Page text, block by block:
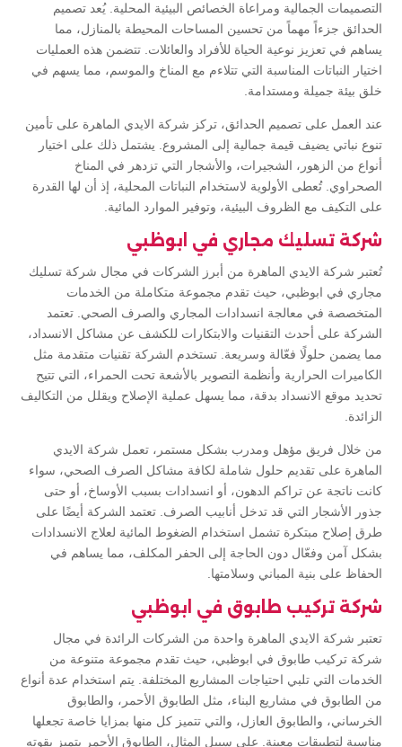
التصميمات الجمالية ومراعاة الخصائص البيئية المحلية. يُعد تصميم
الحدائق جزءاً مهماً من تحسين المساحات المحيطة بالمنازل، مما
يساهم في تعزيز نوعية الحياة للأفراد والعائلات. تتضمن هذه العمليات
اختيار النباتات المناسبة التي تتلاءم مع المناخ والموسم، مما يسهم في
خلق بيئة جميلة ومستدامة.
عند العمل على تصميم الحدائق، تركز شركة الايدي الماهرة على تأمين
تنوع نباتي يضيف قيمة جمالية إلى المشروع. يشتمل ذلك على اختيار
أنواع من الزهور، الشجيرات، والأشجار التي تزدهر في المناخ
الصحراوي. تُعطى الأولوية لاستخدام النباتات المحلية، إذ أن لها القدرة
على التكيف مع الظروف البيئية، وتوفير الموارد المائية.
شركة تسليك مجاري في ابوظبي
تُعتبر شركة الايدي الماهرة من أبرز الشركات في مجال شركة تسليك
مجاري في ابوظبي، حيث تقدم مجموعة متكاملة من الخدمات
المتخصصة في معالجة انسدادات المجاري والصرف الصحي. تعتمد
الشركة على أحدث التقنيات والابتكارات للكشف عن مشاكل الانسداد،
مما يضمن حلولًا فعّالة وسريعة. تستخدم الشركة تقنيات متقدمة مثل
الكاميرات الحرارية وأنظمة التصوير بالأشعة تحت الحمراء، التي تتيح
تحديد موقع الانسداد بدقة، مما يسهل عملية الإصلاح ويقلل من التكاليف
الزائدة.
من خلال فريق مؤهل ومدرب بشكل مستمر، تعمل شركة الايدي
الماهرة على تقديم حلول شاملة لكافة مشاكل الصرف الصحي، سواء
كانت ناتجة عن تراكم الدهون، أو انسدادات بسبب الأوساخ، أو حتى
جذور الأشجار التي قد تدخل أنابيب الصرف. تعتمد الشركة أيضًا على
طرق إصلاح مبتكرة تشمل استخدام الضغوط المائية لعلاج الانسدادات
بشكل آمن وفعّال دون الحاجة إلى الحفر المكلف، مما يساهم في
الحفاظ على بنية المباني وسلامتها.
شركة تركيب طابوق في ابوظبي
تعتبر شركة الايدي الماهرة واحدة من الشركات الرائدة في مجال
شركة تركيب طابوق في ابوظبي، حيث تقدم مجموعة متنوعة من
الخدمات التي تلبي احتياجات المشاريع المختلفة. يتم استخدام عدة أنواع
من الطابوق في مشاريع البناء، مثل الطابوق الأحمر، والطابوق
الخرساني، والطابوق العازل، والتي تتميز كل منها بمزايا خاصة تجعلها
مناسبة لتطبيقات معينة. على سبيل المثال، الطابوق الأحمر يتميز بقوته